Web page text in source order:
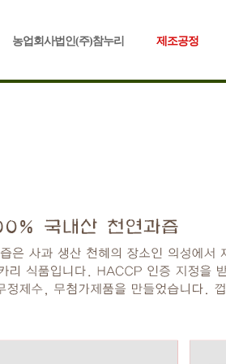
농업회사법인(주)참누리 제조공정